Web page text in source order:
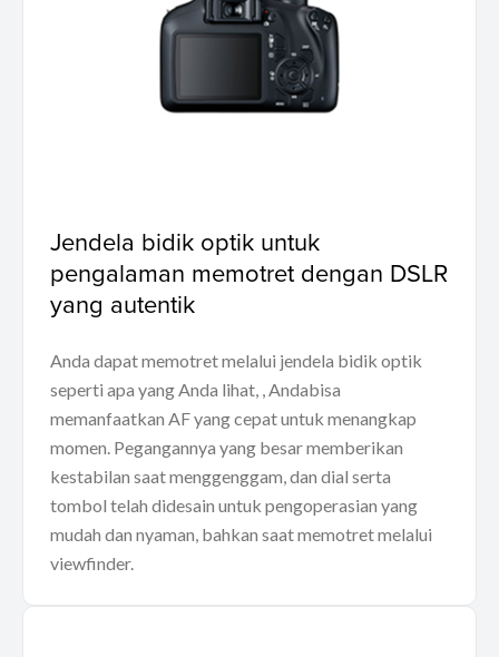
Jendela bidik optik untuk
pengalaman memotret dengan DSLR
yang autentik
Anda dapat memotret melalui jendela bidik optik
seperti apa yang Anda lihat, , Andabisa
memanfaatkan AF yang cepat untuk menangkap
momen. Pegangannya yang besar memberikan
kestabilan saat menggenggam, dan dial serta
tombol telah didesain untuk pengoperasian yang
mudah dan nyaman, bahkan saat memotret melalui
viewfinder.